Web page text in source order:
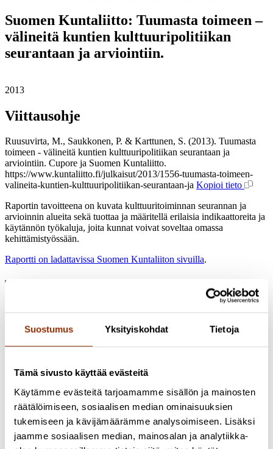
Suostumus Yksityiskohdat Tietoja
Tämä sivusto käyttää evästeitä
Käytämme evästeitä tarjoamamme sisällön ja mainosten
räätälöimiseen, sosiaalisen median ominaisuuksien
tukemiseen ja kävijämäärämme analysoimiseen. Lisäksi
jaamme sosiaalisen median, mainosalan ja analytiikka-
Suomen Kuntaliitto: Tuumasta toimeen –
välineitä kuntien kulttuuripolitiikan
seurantaan ja arviointiin.
2013
Viittausohje
Ruusuvirta, M., Saukkonen, P. & Karttunen, S. (2013). Tuumasta
toimeen - välineitä kuntien kulttuuripolitiikan seurantaan ja
arviointiin. Cupore ja Suomen Kuntaliitto.
https://www.kuntaliitto.fi/julkaisut/2013/1556-tuumasta-toimeen-
valineita-kuntien-kulttuuripolitiikan-seurantaan-ja Kopioi tieto
Raportin tavoitteena on kuvata kulttuuritoiminnan seurannan ja
arvioinnin alueita sekä tuottaa ja määritellä erilaisia indikaattoreita ja
käytännön työkaluja, joita kunnat voivat soveltaa omassa
kehittämistyössään.
Raportti on ladattavissa Suomen Kuntaliiton sivuilla.
Tutkimukset
2009 - 2013 Kulttuuripolitiikan rakenteet ja resurssit
Kuntien kulttuuripolitiikan seurannan ja
arvioinnin kehittämishanke
Hankkeen tutkijat
Pasi Saukkonen Profiili
Sari Karttunen Erikoistutkija, YTT, dos. +358 50 327 1414
sari.karttunen@cupore.fi
Profiili